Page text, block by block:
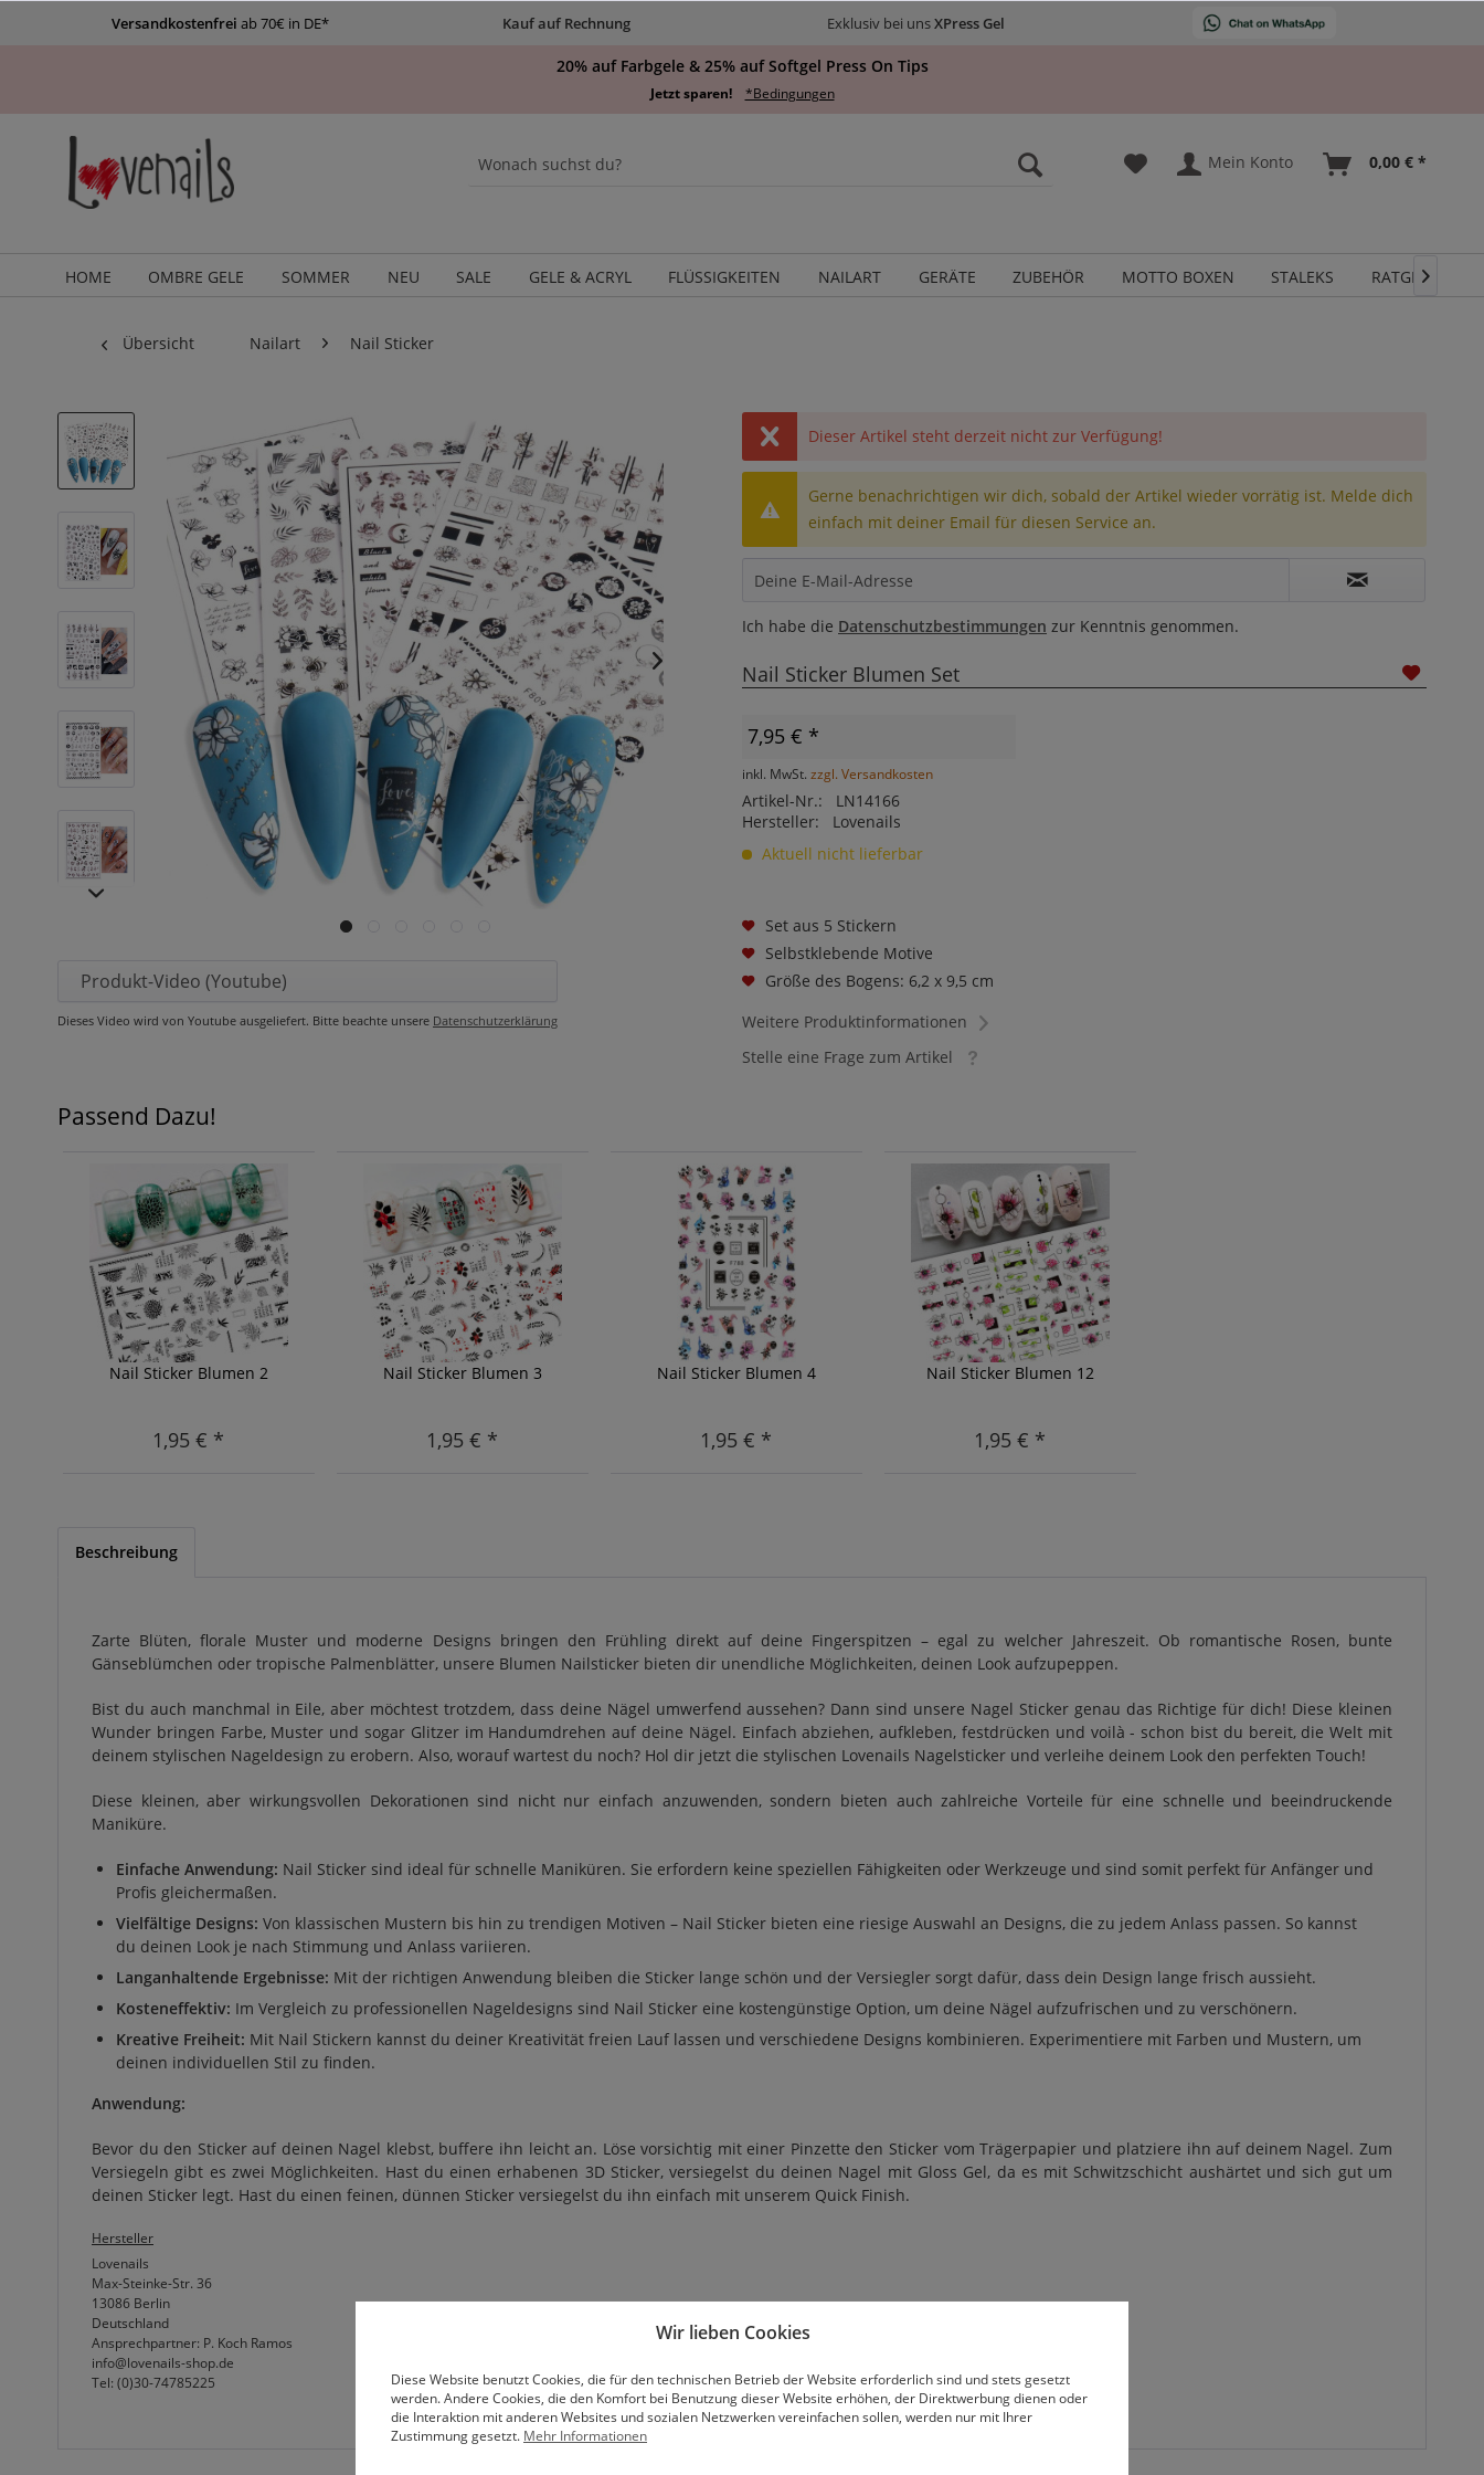
Versandkostenfrei ab 70€ in DE* Kauf auf Rechnung Exklusiv bei unsXPress Gel
20% auf Farbgele & 25% auf Softgel Press On Tips
Jetzt sparen! *Bedingungen
Mein Konto 0,00 € *
HOME OMBRE GELE SOMMER NEU SALE GELE & ACRYL FLÜSSIGKEITEN NAILART GERÄTE ZUBEHÖR MOTTO BOXEN STALEKS RATGEBER

Übersicht Nailart Nail Sticker
Produkt-Video (Youtube)
Dieses Video wird von Youtube ausgeliefert. Bitte beachte unsere Datenschutzerklärung
Dieser Artikel steht derzeit nicht zur Verfügung!
Gerne benachrichtigen wir dich, sobald der Artikel wieder vorrätig ist. Melde dich
einfach mit deiner Email für diesen Service an.
Ich habe die Datenschutzbestimmungen zur Kenntnis genommen.
Nail Sticker Blumen Set
7,95 € *
inkl. MwSt. zzgl. Versandkosten
Artikel-Nr.:
LN14166
Hersteller:
Lovenails
Aktuell nicht lieferbar
Set aus 5 Stickern
Selbstklebende Motive
Größe des Bogens: 6,2 x 9,5 cm
Weitere Produktinformationen
Stelle eine Frage zum Artikel
Passend Dazu!
Nail Sticker Blumen 2
1,95 € *
Nail Sticker Blumen 3
1,95 € *
Nail Sticker Blumen 4
1,95 € *
Nail Sticker Blumen 12
1,95 € *
Beschreibung
Zarte Blüten, florale Muster und moderne Designs bringen den Frühling direkt auf deine Fingerspitzen – egal zu welcher Jahreszeit. Ob romantische Rosen, bunte
Gänseblümchen oder tropische Palmenblätter, unsere Blumen Nailsticker bieten dir unendliche Möglichkeiten, deinen Look aufzupeppen.
Bist du auch manchmal in Eile, aber möchtest trotzdem, dass deine Nägel umwerfend aussehen? Dann sind unsere Nagel Sticker genau das Richtige für dich! Diese kleinen
Wunder bringen Farbe, Muster und sogar Glitzer im Handumdrehen auf deine Nägel. Einfach abziehen, aufkleben, festdrücken und voilà - schon bist du bereit, die Welt mit
deinem stylischen Nageldesign zu erobern. Also, worauf wartest du noch? Hol dir jetzt die stylischen Lovenails Nagelsticker und verleihe deinem Look den perfekten Touch!
Diese kleinen, aber wirkungsvollen Dekorationen sind nicht nur einfach anzuwenden, sondern bieten auch zahlreiche Vorteile für eine schnelle und beeindruckende
Maniküre.
Einfache Anwendung: Nail Sticker sind ideal für schnelle Maniküren. Sie erfordern keine speziellen Fähigkeiten oder Werkzeuge und sind somit perfekt für Anfänger und
Profis gleichermaßen.
Vielfältige Designs: Von klassischen Mustern bis hin zu trendigen Motiven – Nail Sticker bieten eine riesige Auswahl an Designs, die zu jedem Anlass passen. So kannst
du deinen Look je nach Stimmung und Anlass variieren.
Langanhaltende Ergebnisse: Mit der richtigen Anwendung bleiben die Sticker lange schön und der Versiegler sorgt dafür, dass dein Design lange frisch aussieht.
Kosteneffektiv: Im Vergleich zu professionellen Nageldesigns sind Nail Sticker eine kostengünstige Option, um deine Nägel aufzufrischen und zu verschönern.
Kreative Freiheit: Mit Nail Stickern kannst du deiner Kreativität freien Lauf lassen und verschiedene Designs kombinieren. Experimentiere mit Farben und Mustern, um
deinen individuellen Stil zu finden.
Anwendung:
Bevor du den Sticker auf deinen Nagel klebst, buffere ihn leicht an. Löse vorsichtig mit einer Pinzette den Sticker vom Trägerpapier und platziere ihn auf deinem Nagel. Zum
Versiegeln gibt es zwei Möglichkeiten. Hast du einen erhabenen 3D Sticker, versiegelst du deinen Nagel mit Gloss Gel, da es mit Schwitzschicht aushärtet und sich gut um
deinen Sticker legt. Hast du einen feinen, dünnen Sticker versiegelst du ihn einfach mit unserem Quick Finish.
Hersteller
Lovenails
Max-Steinke-Str. 36
13086 Berlin
Deutschland
Ansprechpartner: P. Koch Ramos
info@lovenails-shop.de
Tel: (0)30-74785225
Wir lieben Cookies
Diese Website benutzt Cookies, die für den technischen Betrieb der Website erforderlich sind und stets gesetzt
werden. Andere Cookies, die den Komfort bei Benutzung dieser Website erhöhen, der Direktwerbung dienen oder
die Interaktion mit anderen Websites und sozialen Netzwerken vereinfachen sollen, werden nur mit Ihrer
Zustimmung gesetzt. Mehr Informationen